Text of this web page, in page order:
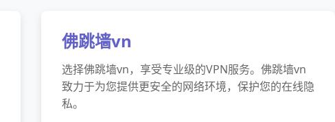
佛跳墙vn
选择佛跳墙vn，享受专业级的VPN服务。佛跳墙vn
致力于为您提供更安全的网络环境，保护您的在线隐
私。